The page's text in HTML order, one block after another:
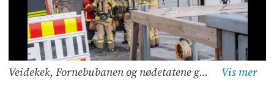
Veidekek, Fornebubanen og nødetatene gjennomførte en stor øvelse mandag. Foto: Sindre Sverdrup Strand